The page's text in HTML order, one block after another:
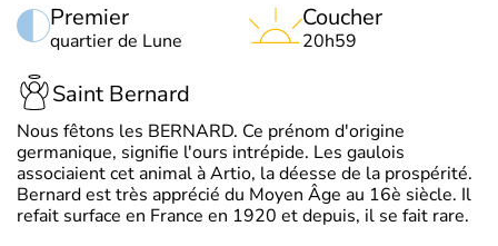
Premier
quartier de Lune
Coucher
20h59
Saint Bernard
Nous fêtons les BERNARD. Ce prénom d'origine
germanique, signifie l'ours intrépide. Les gaulois
associaient cet animal à Artio, la déesse de la prospérité.
Bernard est très apprécié du Moyen Âge au 16è siècle. Il
refait surface en France en 1920 et depuis, il se fait rare.